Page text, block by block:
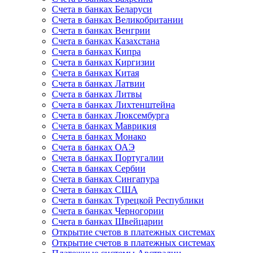
Счета в банках Беларуси
Счета в банках Великобритании
Счета в банках Венгрии
Счета в банках Казахстана
Счета в банках Кипра
Счета в банках Киргизии
Счета в банках Китая
Счета в банках Латвии
Счета в банках Литвы
Счета в банках Лихтенштейна
Счета в банках Люксембурга
Счета в банках Маврикия
Счета в банках Монако
Счета в банках ОАЭ
Счета в банках Португалии
Счета в банках Сербии
Счета в банках Сингапура
Счета в банках США
Счета в банках Турецкой Республики
Счета в банках Черногории
Счета в банках Швейцарии
Открытие счетов в платежных системах
Открытие счетов в платежных системах